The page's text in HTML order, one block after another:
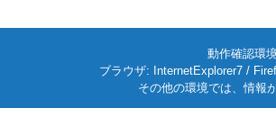
動作確認環
ブラウザ: InternetExplorer7 /
その他の環境では、情報